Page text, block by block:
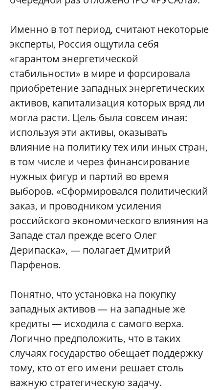
Именно в тот период, считают некоторые
эксперты, Россия ощутила себя
«гарантом энергетической
стабильности» в мире и форсировала
приобретение западных энергетических
активов, капитализация которых вряд ли
могла расти. Цель была совсем иная:
используя эти активы, оказывать
влияние на политику тех или иных стран,
в том числе и через финансирование
нужных фигур и партий во время
выборов. «Сформировался политический
заказ, и проводником усиления
российского экономического влияния на
Западе стал прежде всего Олег
Дерипаска», — полагает Дмитрий
Парфенов.
Понятно, что установка на покупку
западных активов — на западные же
кредиты — исходила с самого верха.
Логично предположить, что в таких
случаях государство обещает поддержку
тому, кто от его имени решает столь
важную стратегическую задачу.